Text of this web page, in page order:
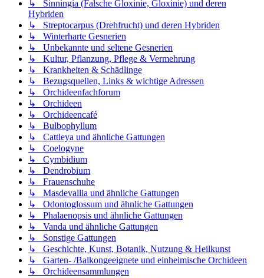
↳ Sinningia (Falsche Gloxinie, Gloxinie) und deren
Hybriden
↳ Streptocarpus (Drehfrucht) und deren Hybriden
↳ Winterharte Gesnerien
↳ Unbekannte und seltene Gesnerien
↳ Kultur, Pflanzung, Pflege & Vermehrung
↳ Krankheiten & Schädlinge
↳ Bezugsquellen, Links & wichtige Adressen
↳ Orchideenfachforum
↳ Orchideen
↳ Orchideencafé
↳ Bulbophyllum
↳ Cattleya und ähnliche Gattungen
↳ Coelogyne
↳ Cymbidium
↳ Dendrobium
↳ Frauenschuhe
↳ Masdevallia und ähnliche Gattungen
↳ Odontoglossum und ähnliche Gattungen
↳ Phalaenopsis und ähnliche Gattungen
↳ Vanda und ähnliche Gattungen
↳ Sonstige Gattungen
↳ Geschichte, Kunst, Botanik, Nutzung & Heilkunst
↳ Garten- /Balkongeeignete und einheimische Orchideen
↳ Orchideensammlungen